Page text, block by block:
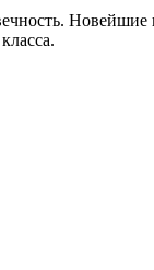
Новейшие